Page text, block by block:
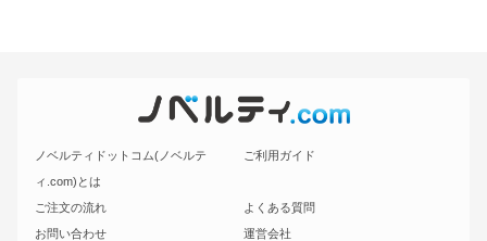
ノベルティドットコム(ノベルテ
ィ.com)とは
ご利用ガイド
ご注文の流れ
よくある質問
お問い合わせ
運営会社